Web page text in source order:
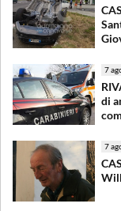
7
di
7